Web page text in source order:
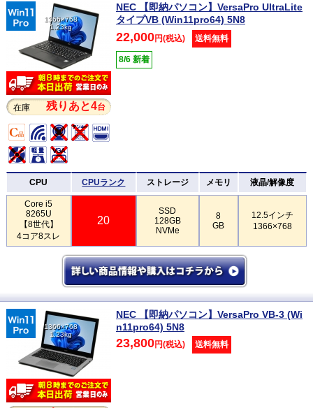
1366×768
1.23kg
在庫 残りあと4台
NEC 【即納パソコン】VersaPro UltraLite
タイプVB (Win11pro64) 5N8
22,000円(税込) 送料無料
8/6 新着
CPU CPUランク ストレージ メモリ 液晶/解像度
Core i5
8265U
【8世代】
4コア8スレ
20
SSD
128GB
NVMe
8
GB
12.5インチ
1366×768
1366×768
1.23kg
NEC 【即納パソコン】VersaPro VB-3 (Wi
n11pro64) 5N8
23,800円(税込) 送料無料